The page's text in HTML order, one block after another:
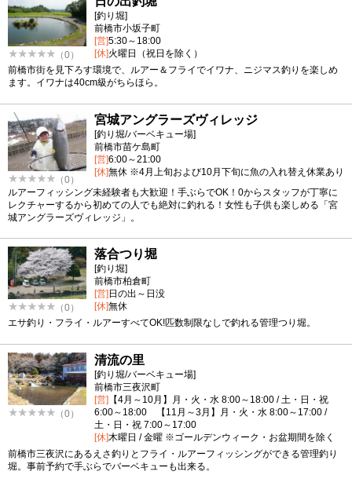
（0）
[釣り堀]
前橋市小坂子町
[営]5:30～18:00
[休]火曜日（祝日を除く）
前橋市街を見下ろす環境で、ルアー＆フライでイワナ、ニジマス釣りを楽しめ
ます。イワナは40cm級がちらほら。
（0）
宮城アングラーズヴィレッジ
[釣り堀/バーベキュー場]
前橋市苗ケ島町
[営]6:00～21:00
[休]無休 ※4月上旬および10月下旬に魚の入れ替え休業あり
ルアーフィッシング未経験者も大歓迎！手ぶらでOK！0からスタッフが丁寧に
レクチャーするから初めての人でも絶対に釣れる！女性も子供も楽しめる「宮
城アングラーズヴィレッジ」。
（0）
落合つり堀
[釣り堀]
前橋市柏倉町
[営] 日の出～日没
[休]無休
エサ釣り・フライ・ルアーすべてOK!匹数制限なしで釣れる管理つり堀。
（0）
清流の里
[釣り堀/バーベキュー場]
前橋市三夜沢町
[営] 【4月～10月】月・火・水 8:00～18:00 / 土・日・祝
6:00～18:00 【11月～3月】月・火・水 8:00～17:00 /
土・日・祝 7:00～17:00
[休]木曜日 / 金曜 ※ゴールデンウィーク・お盆期間を除く
前橋市三夜沢にあるえさ釣りとフライ・ルアーフィッシングができる管理釣り
堀。事前予約で手ぶらでバーベキューも出来る。